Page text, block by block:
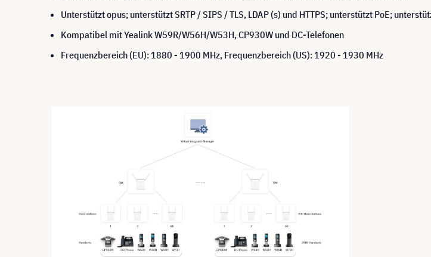
Unterstützt opus; unterstützt SRTP / SIPS / TLS, LDAP (s) und HTTPS; unterstützt PoE;
Kompatibel mit Yealink W59R/W56H/W53H, CP930W und DC-Telefonen
Frequenzbereich (EU): 1880 - 1900 MHz, Frequenzbereich (US): 1920 - 1930 MHz